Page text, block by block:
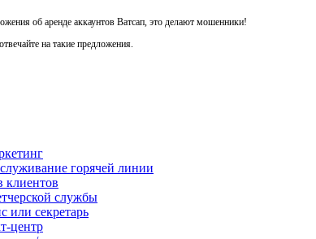
об аренде аккаунтов Ватсап, это делают мошенники!
на такие предложения.
горячей линии
клиентов
службы
или секретарь
центр